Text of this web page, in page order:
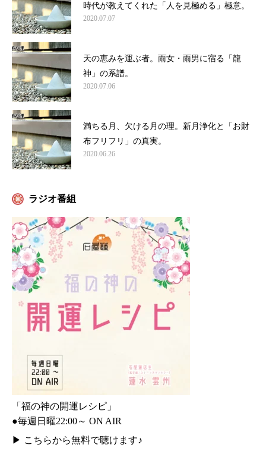
時代が教えてくれた「人を見極める」極意。
2020.07.07
天の恵みを運ぶ者。雨女・雨男に宿る「龍
神」の系譜。
2020.07.06
満ちる月、欠ける月の理。新月浄化と「お財
布フリフリ」の真実。
2020.06.26
ラジオ番組
「福の神の開運レシピ」
●毎週日曜22:00～ ON AIR
▶ こちらから無料で聴けます♪